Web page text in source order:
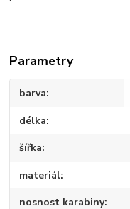
Parametry
barva
délka
šířka
materiál
nosnost karabiny